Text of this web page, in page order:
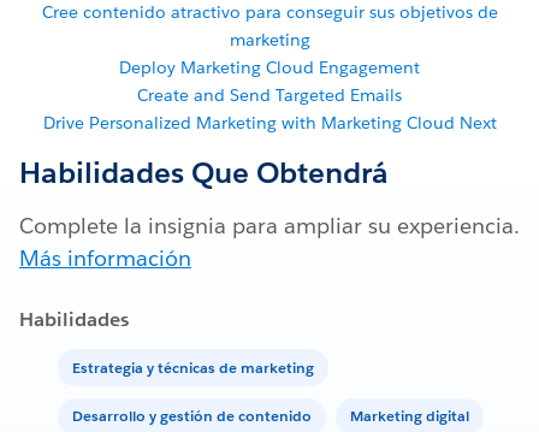
Cree contenido atractivo para conseguir sus objetivos de
marketing
Deploy Marketing Cloud Engagement
Create and Send Targeted Emails
Drive Personalized Marketing with Marketing Cloud Next
Habilidades Que Obtendrá
Complete la insignia para ampliar su experiencia.
Más información
Habilidades
Estrategia y técnicas de marketing
Desarrollo y gestión de contenido Marketing digital